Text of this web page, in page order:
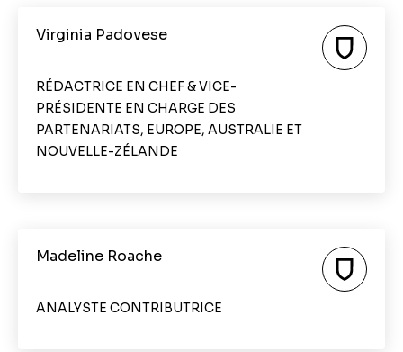
Virginia Padovese
RÉDACTRICE EN CHEF & VICE-
PRÉSIDENTE EN CHARGE DES
PARTENARIATS, EUROPE, AUSTRALIE ET
NOUVELLE-ZÉLANDE
Madeline Roache
ANALYSTE CONTRIBUTRICE